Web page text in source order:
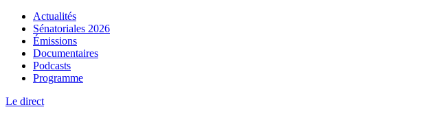
Actualités
Sénatoriales 2026
Émissions
Documentaires
Podcasts
Programme
Le direct